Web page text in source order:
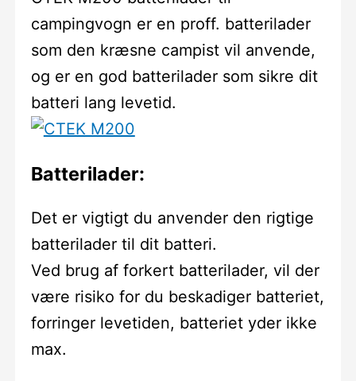
campingvogn er en proff. batterilader
som den kræsne campist vil anvende,
og er en god batterilader som sikre dit
batteri lang levetid.
Batterilader:
Det er vigtigt du anvender den rigtige
batterilader til dit batteri.
Ved brug af forkert batterilader, vil der
være risiko for du beskadiger batteriet,
forringer levetiden, batteriet yder ikke
max.